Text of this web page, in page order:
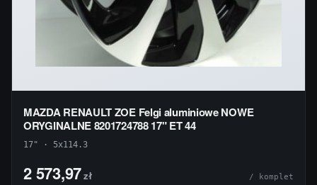
MAZDA RENAULT ZOE Felgi aluminiowe NOWE
ORYGINALNE 8201724788 17" ET 44
17" · 5x114.3
2 573,97zł / komplet